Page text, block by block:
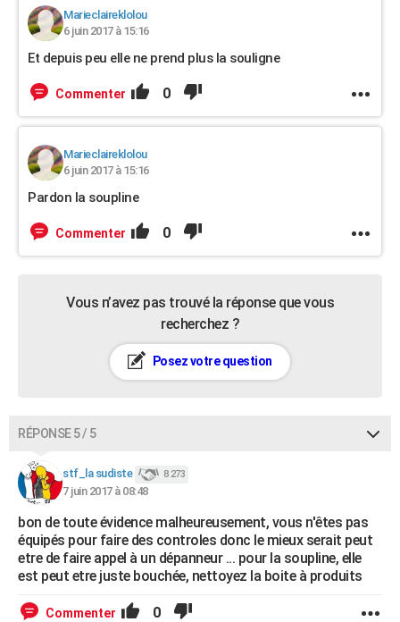
Marieclaireklolou
6 juin 2017 à 15:16
Et depuis peu elle ne prend plus la souligne
Commenter 0
Marieclaireklolou
6 juin 2017 à 15:16
Pardon la soupline
Commenter 0
Vous n’avez pas trouvé la réponse que vous
recherchez ?
Posez votre question
RÉPONSE 5 / 5
stf_la sudiste 8 273
7 juin 2017 à 08:48
bon de toute évidence malheureusement, vous n'êtes pas
équipés pour faire des controles donc le mieux serait peut
etre de faire appel à un dépanneur ... pour la soupline, elle
est peut etre juste bouchée, nettoyez la boite à produits
Commenter 0